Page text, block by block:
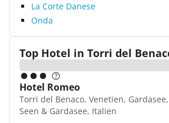
La Corte Danese
Onda
Top Hotel in Torri del
Hotel Romeo
Torri del Benaco, Venetien,
Seen & Gardasee, Italien